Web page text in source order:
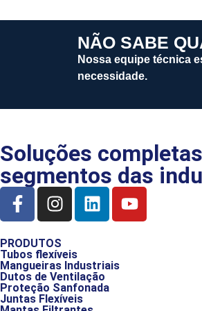
NÃO SABE
Nossa equipe técnica
necessidade.
Soluções
segmentos das
PRODUTOS
Tubos flexíveis
Mangueiras Industriais
Dutos de Ventilação
Proteção Sanfonada
Juntas Flexíveis